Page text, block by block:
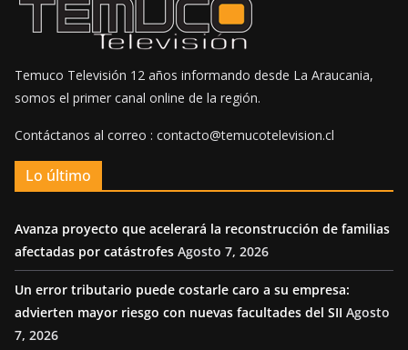
Temuco Televisión 12 años informando desde La Araucania,
somos el primer canal online de la región.
Contáctanos al correo : contacto@temucotelevision.cl
Lo último
Avanza proyecto que acelerará la reconstrucción de familias
afectadas por catástrofes Agosto 7, 2026
Un error tributario puede costarle caro a su empresa:
advierten mayor riesgo con nuevas facultades del SII Agosto
7, 2026